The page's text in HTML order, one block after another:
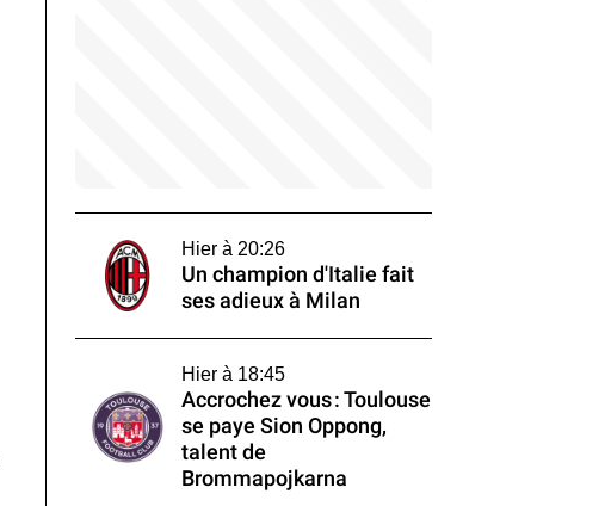
Hier à 20:26
Un champion d'Italie fait
ses adieux à Milan
Hier à 18:45
Accrochez vous : Toulouse
se paye Sion Oppong,
talent de
Brommapojkarna